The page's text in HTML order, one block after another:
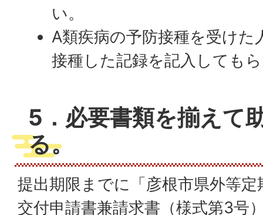
い。
A類疾病の予防接種を受けた
接種した記録を記入しても
5．必要書類を揃えて
る。
提出期限までに「彦根市県外等
交付申請書兼請求書（様式第3号